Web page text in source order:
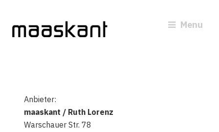
Menu
Anbieter:
maaskant / Ruth Lorenz
Warschauer Str. 78